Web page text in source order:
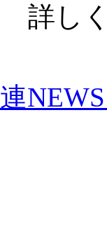
詳し